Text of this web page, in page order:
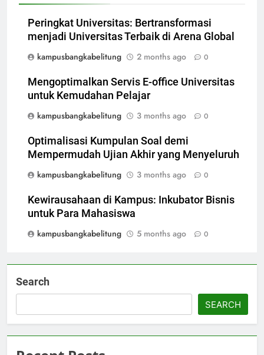
Peringkat Universitas: Bertransformasi
menjadi Universitas Terbaik di Arena Global
kampusbangkabelitung
2 months ago 0
Mengoptimalkan Servis E-office Universitas
untuk Kemudahan Pelajar
kampusbangkabelitung
3 months ago 0
Optimalisasi Kumpulan Soal demi
Mempermudah Ujian Akhir yang Menyeluruh
kampusbangkabelitung
3 months ago 0
Kewirausahaan di Kampus: Inkubator Bisnis
untuk Para Mahasiswa
kampusbangkabelitung
5 months ago 0
Search
SEARCH